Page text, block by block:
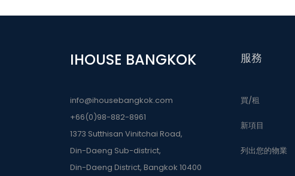
IHOUSE BANGKOK
info@ihousebangkok.com
+66(0)98-882-8961
1373 Sutthisan Vinitchai Road,
Din-Daeng Sub-district,
Din-Daeng District, Bangkok 10400
服務
買/租
新項目
列出您的物業